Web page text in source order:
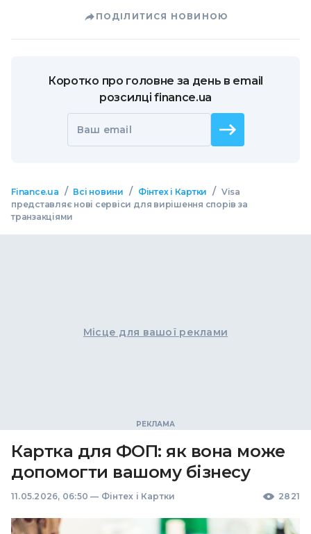
ПОДІЛИТИСЯ НОВИНОЮ
Коротко про головне за день в email
розсилці finance.ua
Ваш email
Finance.ua / Всі новини / Фінтех і Картки / Visa
представляє нові сервіси для вирішення спорів за
транзакціями
Місце для вашої реклами
Картка для ФОП: як вона може
допомогти вашому бізнесу
11.05.2026, 06:50 — Фінтех і Картки 2821